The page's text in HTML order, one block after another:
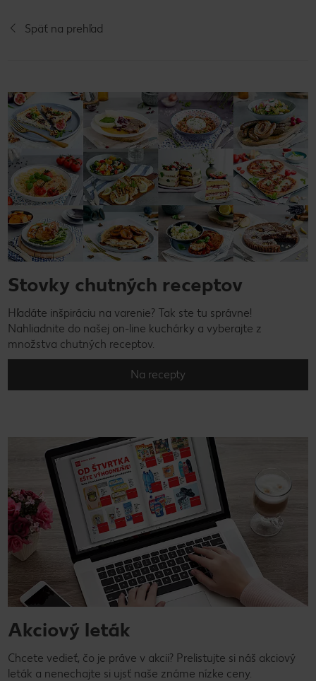
Späť na prehľad
Stovky chutných receptov
Hľadáte inšpiráciu na varenie? Tak ste tu správne!
Nahliadnite do našej on-line kuchárky a vyberajte z
množstva chutných receptov.
Na recepty
Akciový leták
Chcete vedieť, čo je práve v akcii? Prelistujte si náš akciový
leták a nenechajte si ujsť naše známe nízke ceny.